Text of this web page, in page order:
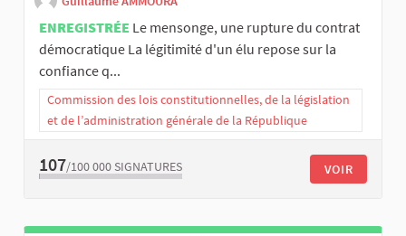
ENREGISTRÉE Le mensonge, une rupture du contrat
démocratique La légitimité d'un élu repose sur la
confiance q...
Commission des lois constitutionnelles, de la législation
et de l’administration générale de la République
107/100 000 SIGNATURES VOIR